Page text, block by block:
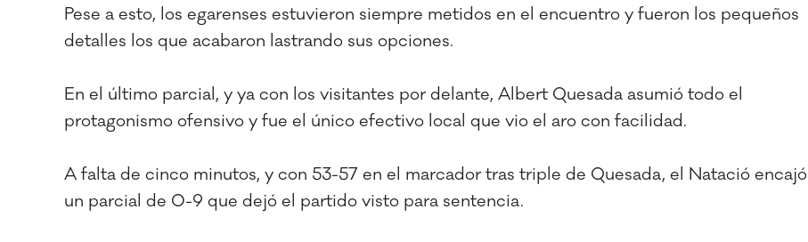
Pese a esto, los egarenses estuvieron siempre metidos en el encuentro y fueron los pequeños
detalles los que acabaron lastrando sus opciones.
En el último parcial, y ya con los visitantes por delante, Albert Quesada asumió todo el
protagonismo ofensivo y fue el único efectivo local que vio el aro con facilidad.
A falta de cinco minutos, y con 53-57 en el marcador tras triple de Quesada, el Natació encajó
un parcial de 0-9 que dejó el partido visto para sentencia.